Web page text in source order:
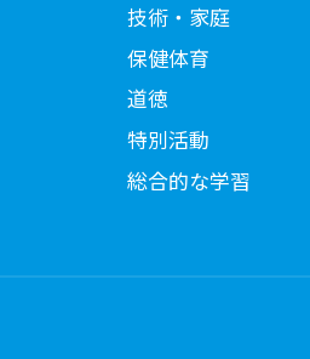
技術・家庭
保健体育
道徳
特別活動
総合的な学習